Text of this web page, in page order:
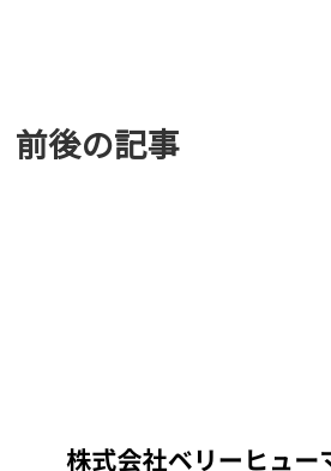
前後の記事